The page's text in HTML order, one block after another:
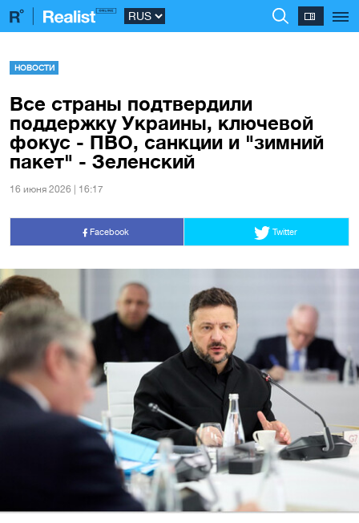
НОВОСТИ
Все страны подтвердили
поддержку Украины, ключевой
фокус - ПВО, санкции и "зимний
пакет" - Зеленский
16 июня 2026 | 16:17
Facebook Twitter